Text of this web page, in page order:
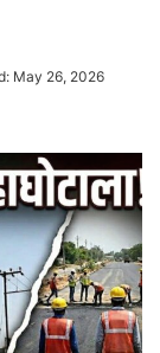
May 26, 2026